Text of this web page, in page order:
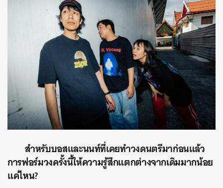
สำหรับบอสและนนท์ที่เคยทำวงดนตรีมาก่อนแล้ว
การฟอร์มวงครั้งนี้ให้ความรู้สึกแตกต่างจากเดิมมากน้อย
แค่ไหน?